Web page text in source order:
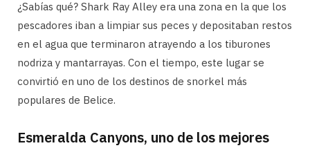
¿Sabías qué? Shark Ray Alley era una zona en la que los
pescadores iban a limpiar sus peces y depositaban restos
en el agua que terminaron atrayendo a los tiburones
nodriza y mantarrayas. Con el tiempo, este lugar se
convirtió en uno de los destinos de snorkel más
populares de Belice.
Esmeralda Canyons, uno de los mejores